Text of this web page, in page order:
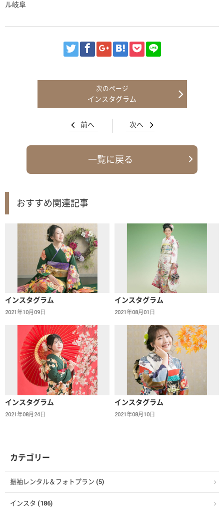
ル岐阜
インスタグラム
前へ 次へ
一覧に戻る
おすすめ関連記事
インスタグラム
2021年10月09日
インスタグラム
2021年08月01日
インスタグラム
2021年08月24日
インスタグラム
2021年08月10日
カテゴリー
振袖レンタル＆フォトプラン (5)
インスタ (186)